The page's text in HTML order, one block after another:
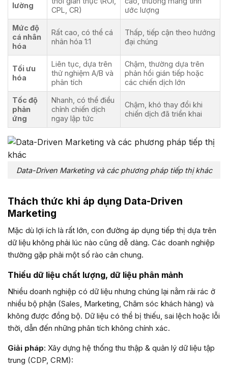
lường
CPL, CR)
ước lượng
Mức độ
cá nhân
hóa
Rất cao, có thể cá
nhân hóa 1:1
Thấp, tiếp cận theo hướng
đại chúng
Tối ưu
hóa
Liên tục, dựa trên
thử nghiệm A/B và
phân tích
Chậm, thường dựa trên
phản hồi gián tiếp hoặc
các chiến dịch lớn
Tốc độ
phản
ứng
Nhanh, có thể điều
chỉnh chiến dịch
ngay lập tức
Chậm, khó thay đổi khi
chiến dịch đã triển khai
Data-Driven Marketing và các phương pháp tiếp thị khác
Thách thức khi áp dụng Data-Driven
Marketing
Mặc dù lợi ích là rất lớn, con đường áp dụng tiếp thị dựa trên
dữ liệu không phải lúc nào cũng dễ dàng. Các doanh nghiệp
thường gặp phải một số rào cản chung.
Thiếu dữ liệu chất lượng, dữ liệu phân mảnh
Nhiều doanh nghiệp có dữ liệu nhưng chúng lại nằm rải rác ở
nhiều bộ phận (Sales, Marketing, Chăm sóc khách hàng) và
không được đồng bộ. Dữ liệu có thể bị thiếu, sai lệch hoặc lỗi
thời, dẫn đến những phân tích không chính xác.
Giải pháp: Xây dựng hệ thống thu thập & quản lý dữ liệu tập
trung (CDP, CRM):